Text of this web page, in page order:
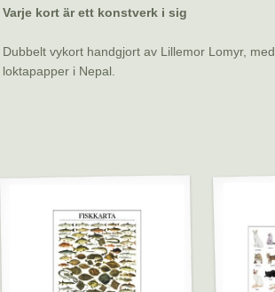
mängd
Varje kort är ett konstverk i sig
Dubbelt vykort handgjort av Lillemor Lomyr,
loktapapper i Nepal.